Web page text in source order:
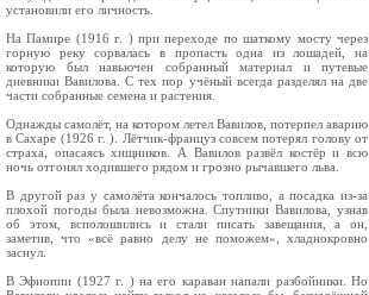
установили его личность.
На Памире (1916 г. ) при переходе по шаткому мосту через
горную реку сорвалась в пропасть одна из лошадей, на
которую был навьючен собранный материал и путевые
дневники Вави­лова. С тех пор учёный всегда разделял на две
части собранные семена и растения.
Однажды самолёт, на котором летел Вавилов, потерпел аварию
в Сахаре (1926 г. ). Лётчик-француз совсем потерял голову от
страха, опаса­ясь хищников. А Вавилов развёл костёр и всю
ночь отгонял ходившего рядом и грозно рычав­шего льва.
В другой раз у самолёта кончалось топливо, а посадка из-за
плохой погоды была невозможна. Спутники Вавилова, узнав
об этом, всполоши­лись и стали писать завещания, а он,
заметив, что «всё равно делу не поможем», хладнокровно
заснул.
В Эфиопии (1927 г. ) на его караван напали разбойники. Но